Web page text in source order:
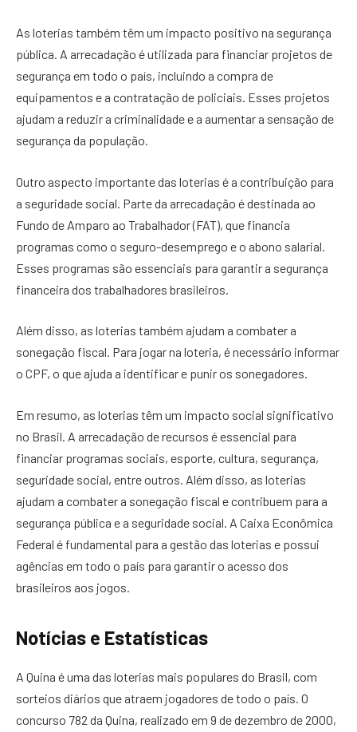
As loterias também têm um impacto positivo na segurança
pública. A arrecadação é utilizada para financiar projetos de
segurança em todo o país, incluindo a compra de
equipamentos e a contratação de policiais. Esses projetos
ajudam a reduzir a criminalidade e a aumentar a sensação de
segurança da população.
Outro aspecto importante das loterias é a contribuição para
a seguridade social. Parte da arrecadação é destinada ao
Fundo de Amparo ao Trabalhador (FAT), que financia
programas como o seguro-desemprego e o abono salarial.
Esses programas são essenciais para garantir a segurança
financeira dos trabalhadores brasileiros.
Além disso, as loterias também ajudam a combater a
sonegação fiscal. Para jogar na loteria, é necessário informar
o CPF, o que ajuda a identificar e punir os sonegadores.
Em resumo, as loterias têm um impacto social significativo
no Brasil. A arrecadação de recursos é essencial para
financiar programas sociais, esporte, cultura, segurança,
seguridade social, entre outros. Além disso, as loterias
ajudam a combater a sonegação fiscal e contribuem para a
segurança pública e a seguridade social. A Caixa Econômica
Federal é fundamental para a gestão das loterias e possui
agências em todo o país para garantir o acesso dos
brasileiros aos jogos.
Notícias e Estatísticas
A Quina é uma das loterias mais populares do Brasil, com
sorteios diários que atraem jogadores de todo o país. O
concurso 782 da Quina, realizado em 9 de dezembro de 2000,